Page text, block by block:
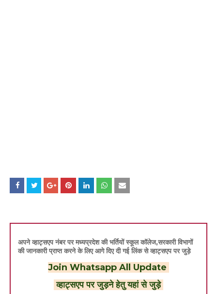
अपने व्हाट्सएप नंबर पर मध्यप्रदेश की भर्तियों स्कूल कॉलेज,सरकारी विभागों
की जानकारी प्राप्त करने के लिए आगे दिए दी गई लिंक से व्हाट्सएप पर जुड़े
Join Whatsapp All Update
व्हाट्सएप पर जुड़ने हेतु यहां से जुड़े